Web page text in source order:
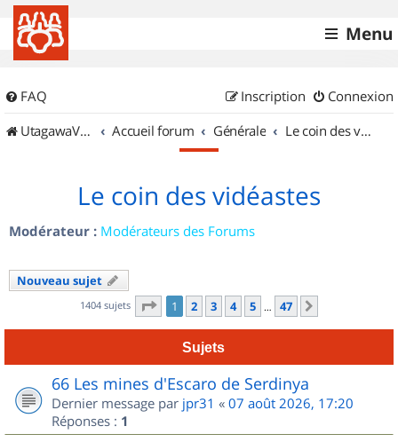
Menu
FAQ Connexion
Inscription
UtagawaVTT (Randos VTT et VTTAE avec traces GPS)
Accueil forum Générale Le coin des vidéastes
Le coin des vidéastes
Modérateur : Modérateurs des Forums
Nouveau sujet
1404 sujets Page 1sur
1 2 3 4 5 … 47
Sujets
66 Les mines d'Escaro de Serdinya
Dernier message par jpr31 « 07 août 2026, 17:20
Réponses : 1